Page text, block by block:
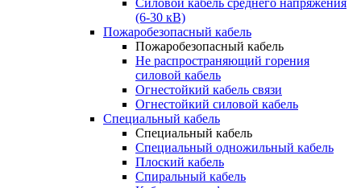
Силовой кабель среднего напряжения
(6-30 кВ)
Пожаробезопасный кабель
Пожаробезопасный кабель
Не распространяющий горения
силовой кабель
Огнестойкий кабель связи
Огнестойкий силовой кабель
Специальный кабель
Специальный кабель
Специальный одножильный кабель
Плоский кабель
Спиральный кабель